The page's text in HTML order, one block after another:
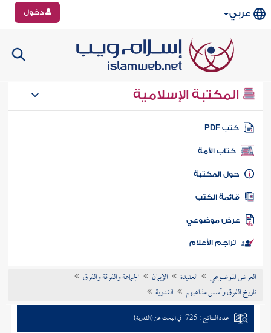
عربي دخول
المكتبة الإسلامية
كتب PDF
كتاب الأمة
المكتبة
الكتب
موضوعي
تراجم الأعلام
العرض الموضوعي العقيدة الإيمان
الجماعة والفرقة والفرق
تاريخ الفرق وأسس مذاهبهم
القدرية
عدد النتائج : 725 في البحث عن (القدرية)